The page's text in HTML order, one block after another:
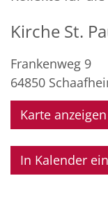
Kirche St.
Frankenweg 9
64850
Karte anzeigen
In Kalender